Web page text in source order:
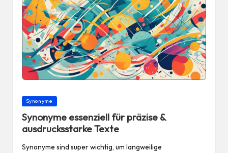
Posted
Synonyme
Synonyme essenziell für präzise &
ausdrucksstarke Texte
Synonyme sind super wichtig, um langweilige